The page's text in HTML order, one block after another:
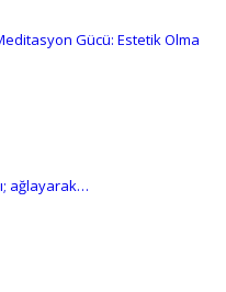
Gücü: Estetik Olma
ağlayarak…